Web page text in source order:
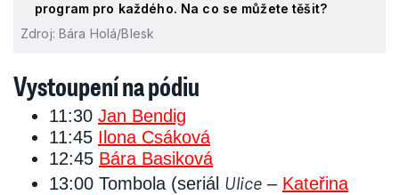
program pro každého. Na co se můžete těšit?
Zdroj: Bára Holá/Blesk
Vystoupení na pódiu
11:30 Jan Bendig
11:45 Ilona Csáková
12:45 Bára Basiková
13:00 Tombola (seriál Ulice – Kateřina